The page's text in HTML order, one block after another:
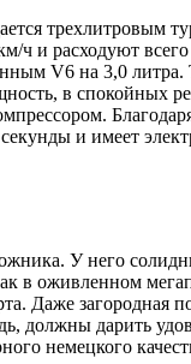
трехлитровым
ч и расходуют
V6 на 3,0 литра.
в спокойных
и имеет
У него
в оживленном
Даже загородная
должны дарить
немецкого